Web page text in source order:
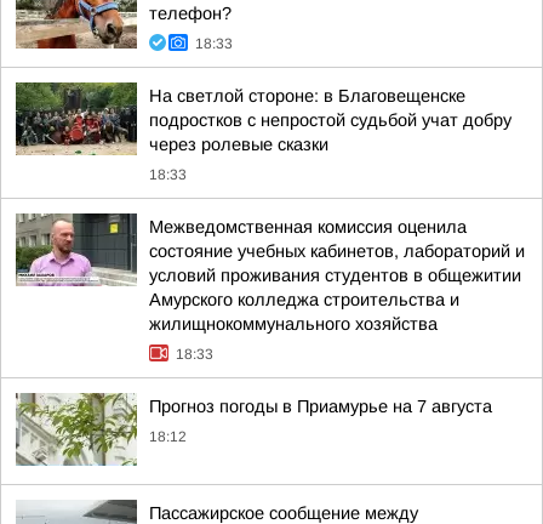
телефон?
18:33
На светлой стороне: в Благовещенске
подростков с непростой судьбой учат добру
через ролевые сказки
18:33
Межведомственная комиссия оценила
состояние учебных кабинетов, лабораторий и
условий проживания студентов в общежитии
Амурского колледжа строительства и
жилищнокоммунального хозяйства
18:33
Прогноз погоды в Приамурье на 7 августа
18:12
Пассажирское сообщение между